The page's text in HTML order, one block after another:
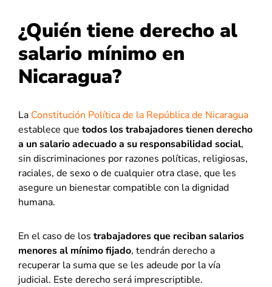
¿Quién tiene derecho al
salario mínimo en
Nicaragua?
La Constitución Política de la República de Nicaragua
establece que todos los trabajadores tienen derecho
a un salario adecuado a su responsabilidad social,
sin discriminaciones por razones políticas, religiosas,
raciales, de sexo o de cualquier otra clase, que les
asegure un bienestar compatible con la dignidad
humana.
En el caso de los trabajadores que reciban salarios
menores al mínimo fijado, tendrán derecho a
recuperar la suma que se les adeude por la vía
judicial. Este derecho será imprescriptible.